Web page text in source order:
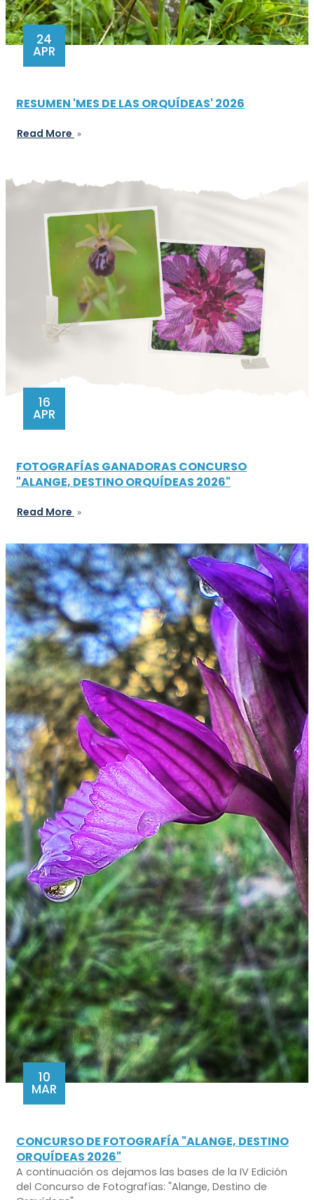
24
APR
RESUMEN 'MES DE LAS ORQUÍDEAS' 2026
Read More
16
APR
FOTOGRAFÍAS GANADORAS CONCURSO
"ALANGE, DESTINO ORQUÍDEAS 2026"
Read More
10
MAR
CONCURSO DE FOTOGRAFÍA "ALANGE, DESTINO
ORQUÍDEAS 2026"
A continuación os dejamos las bases de la IV Edición
del Concurso de Fotografías: "Alange, Destino de